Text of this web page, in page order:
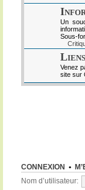
Un
Sous-
Venez
site sur
CONNEXION •
Nom d’utilisateur: